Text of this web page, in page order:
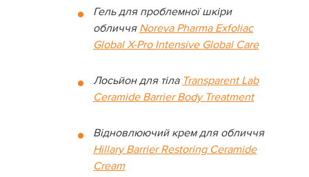
Гель для проблемної шкіри
обличчя Noreva Pharma Exfoliac
Global X-Pro Intensive Global Care
Лосьйон для тіла Transparent Lab
Ceramide Barrier Body Treatment
Відновлюючий крем для обличчя
Hillary Barrier Restoring Ceramide
Cream